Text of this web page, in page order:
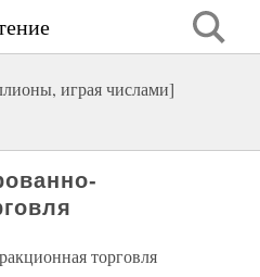
играя числами]
торговля